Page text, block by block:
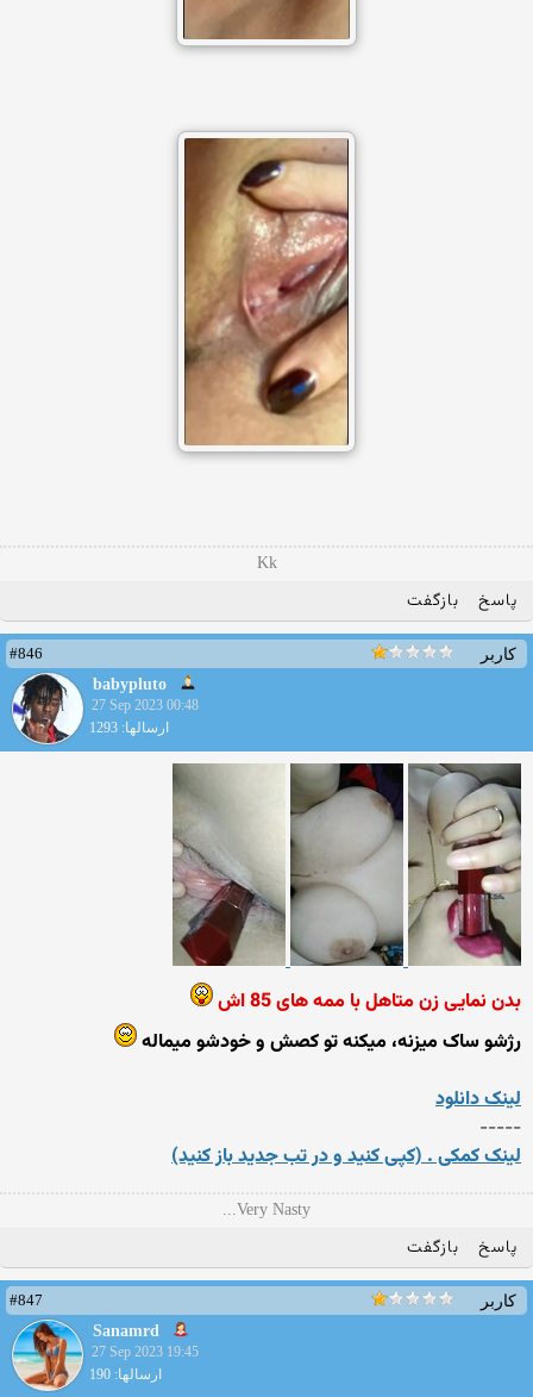
Kk
پاسخ بازگفت
کاربر
#846
babypluto
27 Sep 2023 00:48
ارسالها: 1293
بدن نمایی زن متاهل با ممه های 85 اش
رژشو ساک میزنه، میکنه تو کصش و خودشو میماله
لینک دانلود
-----
لینک کمکی . (کپی کنید و در تب جدید باز کنید)
Very Nasty...
پاسخ بازگفت
کاربر
#847
Sanamrd
27 Sep 2023 19:45
ارسالها: 190